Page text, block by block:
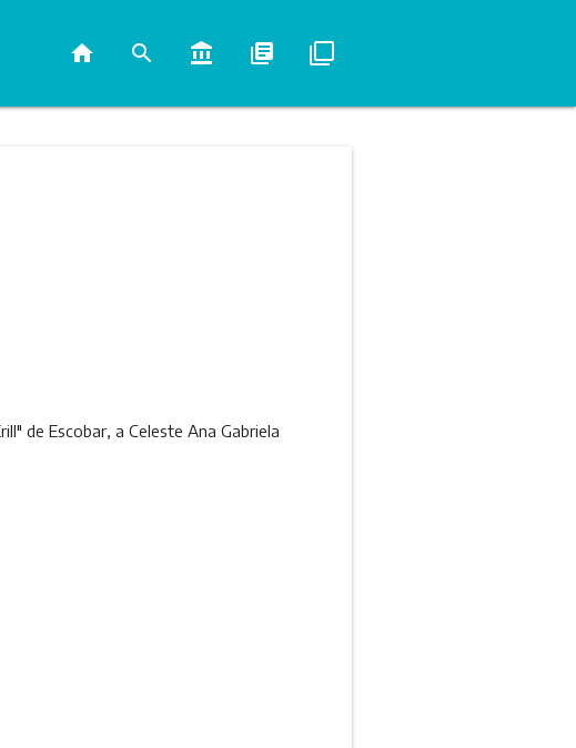
home search account_balance library_books filter_none
de Escobar, a Celeste Ana Gabriela